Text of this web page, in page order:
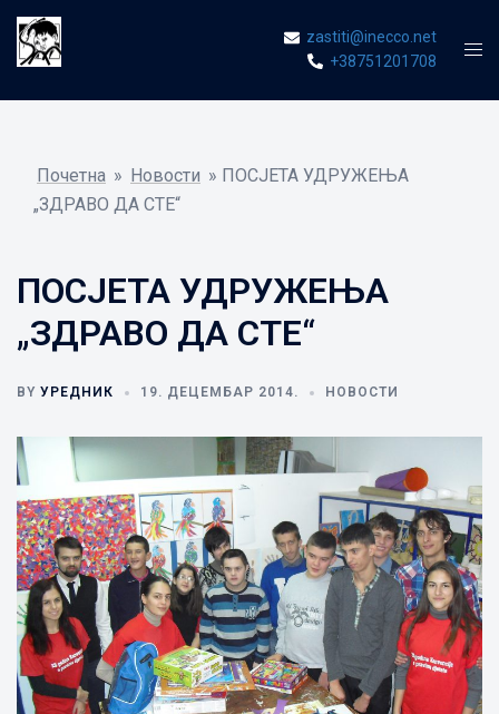
Skip
content
zastiti@inecco.net
+38751201708
Почетна » Новости » ПОСЈЕТА УДРУЖЕЊА
„ЗДРАВО ДА СТЕ“
ПОСЈЕТА УДРУЖЕЊА
„ЗДРАВО ДА СТЕ“
BY УРЕДНИК 19. ДЕЦЕМБАР 2014. НОВОСТИ